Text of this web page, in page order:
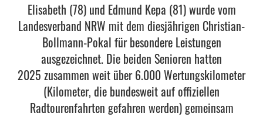
Elisabeth (78) und Edmund Kepa (81) wurde vom
Landesverband NRW mit dem diesjährigen Christian-
Bollmann-Pokal für besondere Leistungen
ausgezeichnet. Die beiden Senioren hatten
2025 zusammen weit über 6.000 Wertungskilometer
(Kilometer, die bundesweit auf offiziellen
Radtourenfahrten gefahren werden) gemeinsam